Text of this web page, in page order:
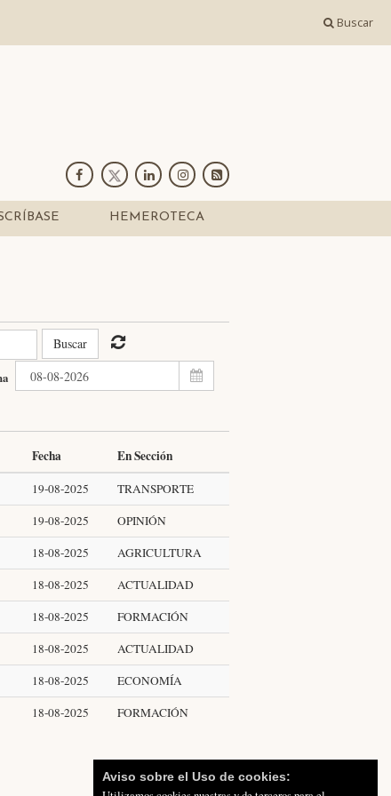
Buscar
HEMEROTECA
Buscar
Fecha
En Sección
19-08-2025 TRANSPORTE
19-08-2025 OPINIÓN
18-08-2025 AGRICULTURA
18-08-2025 ACTUALIDAD
18-08-2025 FORMACIÓN
18-08-2025 ACTUALIDAD
18-08-2025 ECONOMÍA
18-08-2025 FORMACIÓN
Aviso sobre el Uso de cookies: